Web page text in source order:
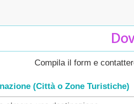
Compila il form e
(Città o Zone Turistiche)